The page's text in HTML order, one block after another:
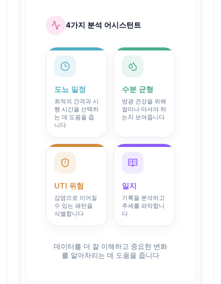
4가지 분석 어시스턴트
도뇨 일정
최적의 간격과 시
행 시간을 선택하
는 데 도움을 줍
니다
수분 균형
방광 건강을 위해
얼마나 마셔야 하
는지 보여줍니다
UTI 위험
감염으로 이어질
수 있는 패턴을
식별합니다
일지
기록을 분석하고
추세를 파악합니
다
데이터를 더 잘 이해하고 중요한 변화
를 알아차리는 데 도움을 줍니다